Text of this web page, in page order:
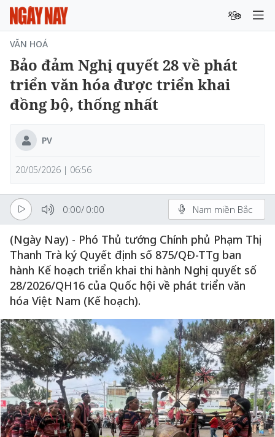
VĂN HOÁ
Bảo đảm Nghị quyết 28 về phát
triển văn hóa được triển khai
đồng bộ, thống nhất
PV
20/05/2026 | 06:56
0:00/ 0:00 Nam miền Bắc
(Ngày Nay) - Phó Thủ tướng Chính phủ Phạm Thị
Thanh Trà ký Quyết định số 875/QĐ-TTg ban
hành Kế hoạch triển khai thi hành Nghị quyết số
28/2026/QH16 của Quốc hội về phát triển văn
hóa Việt Nam (Kế hoạch).